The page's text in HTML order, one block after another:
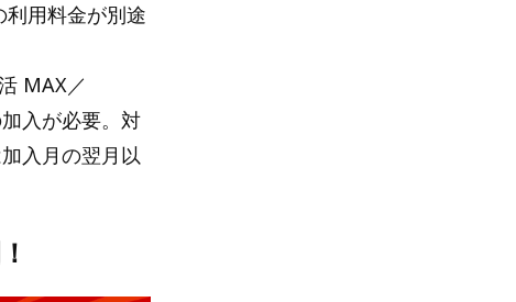
用料金が別途
MAX／
入が必要。対
入月の翌月以